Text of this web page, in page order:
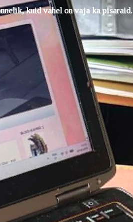
kuid vahel on vaja ka pisaraid.